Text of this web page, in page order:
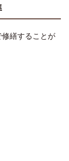
繕することが